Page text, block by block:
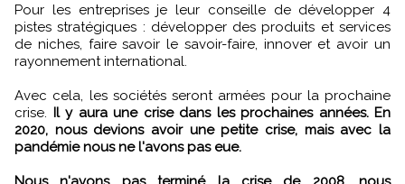
Pour les entreprises je leur conseille de développer 4
pistes stratégiques : développer des produits et services
de niches, faire savoir le savoir-faire, innover et avoir un
rayonnement international.
Avec cela, les sociétés seront armées pour la prochaine
crise. Il y aura une crise dans les prochaines années. En
2020, nous devions avoir une petite crise, mais avec la
pandémie nous ne l'avons pas eue.